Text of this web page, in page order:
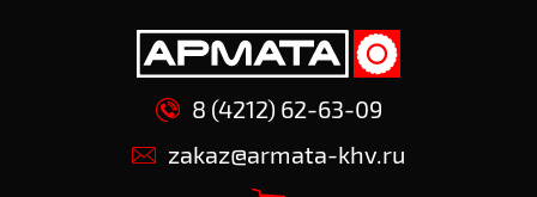
8 (4212) 62-63-09
zakaz@armata-khv.ru